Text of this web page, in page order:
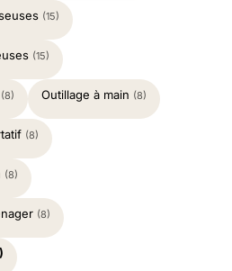
(15)
(15)
(8) Outillage à main (8)
(8)
(8)
(8)